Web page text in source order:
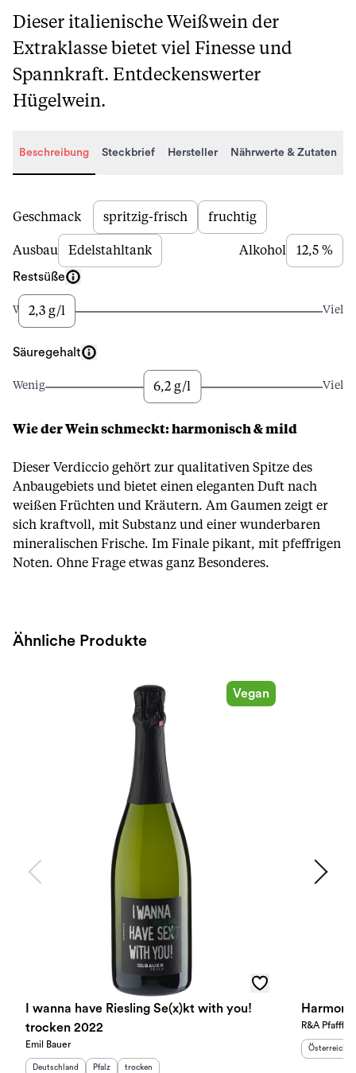
Dieser italienische Weißwein der
Extraklasse bietet viel Finesse und
Spannkraft. Entdeckenswerter
Hügelwein.
Beschreibung Steckbrief Hersteller Nährwerte & Zutaten
Beschreibung
Geschmack spritzig-frisch fruchtig
Ausbau Edelstahltank Alkohol 12,5 %
Restsüße
Wenig2,3 g/l Viel
Säuregehalt
Wenig 6,2 g/l Viel
Wie der Wein schmeckt: harmonisch & mild
Dieser Verdiccio gehört zur qualitativen Spitze des
Anbaugebiets und bietet einen eleganten Duft nach
weißen Früchten und Kräutern. Am Gaumen zeigt er
sich kraftvoll, mit Substanz und einer wunderbaren
mineralischen Frische. Im Finale pikant, mit pfeffrigen
Noten. Ohne Frage etwas ganz Besonderes.
Ähnliche Produkte
Vegan
I wanna have Riesling Se(x)kt with you!
trocken 2022
Emil Bauer
Herkunftsland
Deutschland Herkunftsregion
Pfalz Geschmack
trocken
R&A Pfaffl
Österreich